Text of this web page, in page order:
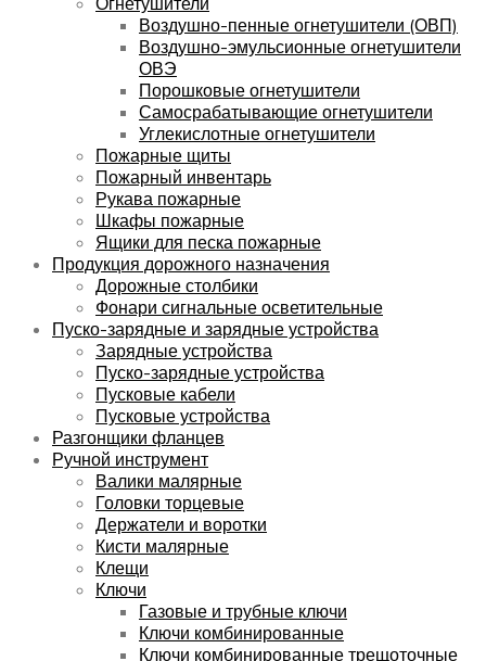
Воздушно-пенные огнетушители (ОВП)
Воздушно-эмульсионные огнетушители
ОВЭ
Порошковые огнетушители
Самосрабатывающие огнетушители
Углекислотные огнетушители
Пожарные щиты
Пожарный инвентарь
Рукава пожарные
Шкафы пожарные
Ящики для песка пожарные
Продукция дорожного назначения
Дорожные столбики
Фонари сигнальные осветительные
Пуско-зарядные и зарядные устройства
Зарядные устройства
Пуско-зарядные устройства
Пусковые кабели
Пусковые устройства
Разгонщики фланцев
Ручной инструмент
Валики малярные
Головки торцевые
Держатели и воротки
Кисти малярные
Клещи
Ключи
Газовые и трубные ключи
Ключи комбинированные
Ключи комбинированные трещоточные